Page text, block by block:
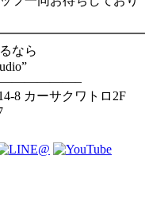
なら
8 カーサクワトロ2F